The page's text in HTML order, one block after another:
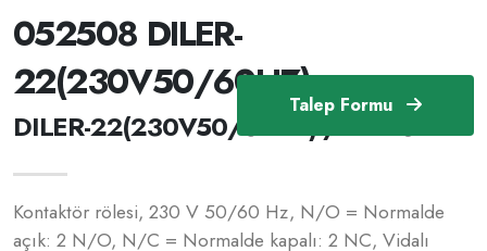
Talep Formu
052508 DILER-
22(230V50/60HZ)
DILER-22(230V50/60HZ) /52508
Kontaktör rölesi, 230 V 50/60 Hz, N/O = Normalde
açık: 2 N/O, N/C = Normalde kapalı: 2 NC, Vidalı